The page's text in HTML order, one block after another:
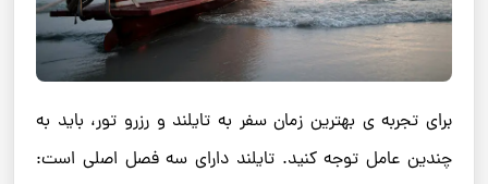
برای تجربه‌ ی بهترین زمان سفر به تایلند و رزرو تور، باید به
چندین عامل توجه کنید. تایلند دارای سه فصل اصلی است: